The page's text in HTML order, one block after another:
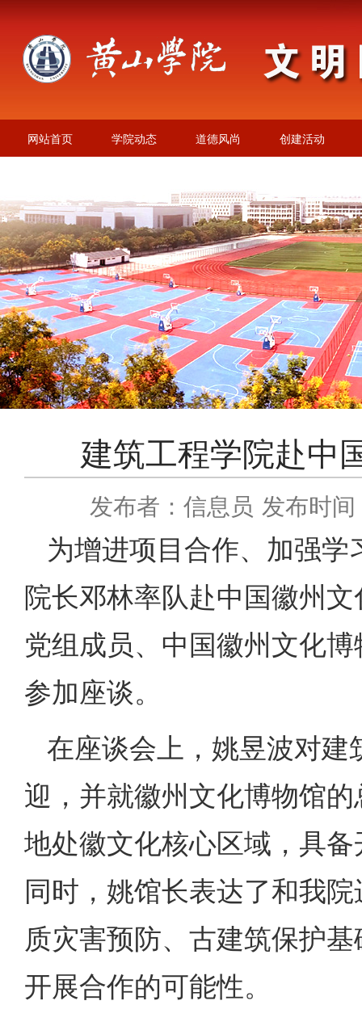
网站首页 学院动态 道德风尚 创建活动
建筑工程学院赴中
发布者：信息员 发布时
为增进项目合作、加强
院长邓林率队赴中国徽州
党组成员、中国徽州文化
参加座谈。
在座谈会上，姚昱波对建
迎，并就徽州文化博物馆
地处徽文化核心区域，具
同时，姚馆长表达了和我
质灾害预防、古建筑保护
开展合作的可能性。